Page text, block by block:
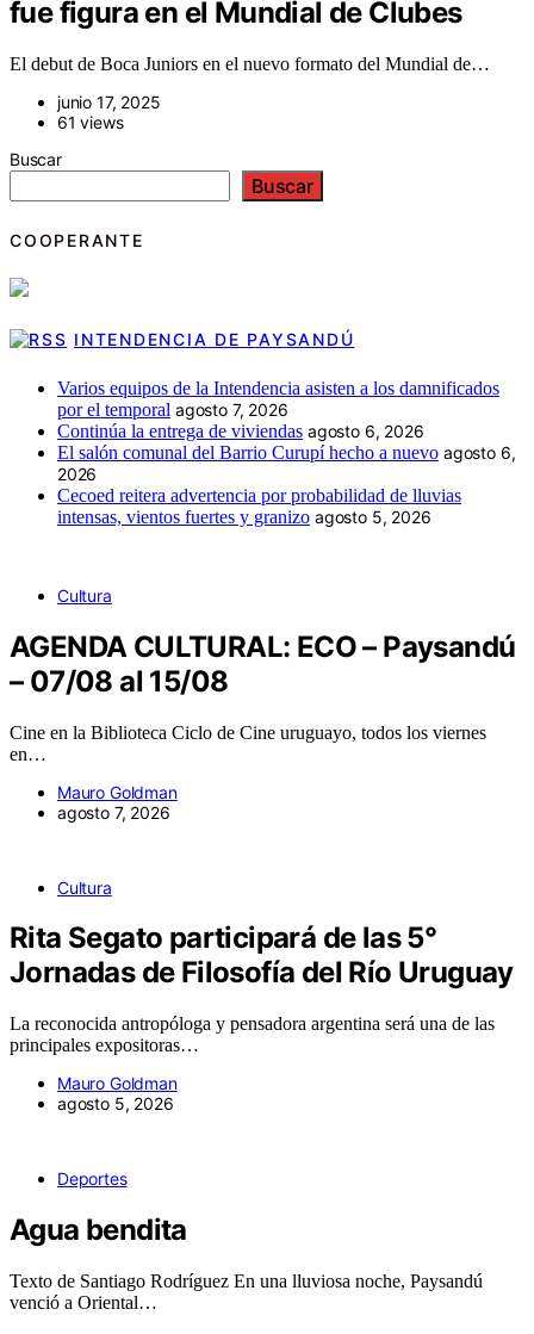
fue figura en el Mundial de Clubes
El debut de Boca Juniors en el nuevo formato del Mundial de…
junio 17, 2025
61 views
Buscar
Buscar
COOPERANTE
INTENDENCIA DE PAYSANDÚ
Varios equipos de la Intendencia asisten a los damnificados
por el temporal agosto 7, 2026
Continúa la entrega de viviendas agosto 6, 2026
El salón comunal del Barrio Curupí hecho a nuevo agosto 6,
2026
Cecoed reitera advertencia por probabilidad de lluvias
intensas, vientos fuertes y granizo agosto 5, 2026
Cultura
AGENDA CULTURAL: ECO – Paysandú
– 07/08 al 15/08
Cine en la Biblioteca Ciclo de Cine uruguayo, todos los viernes
en…
Mauro Goldman
agosto 7, 2026
Cultura
Rita Segato participará de las 5°
Jornadas de Filosofía del Río Uruguay
La reconocida antropóloga y pensadora argentina será una de las
principales expositoras…
Mauro Goldman
agosto 5, 2026
Deportes
Agua bendita
Texto de Santiago Rodríguez En una lluviosa noche, Paysandú
venció a Oriental…